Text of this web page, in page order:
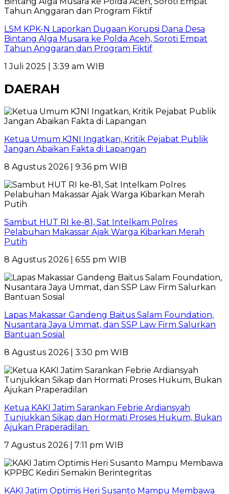
LSM KPK-N Laporkan Dugaan Korupsi Dana Desa
Bintang Alga Musara ke Polda Aceh, Soroti Empat
Tahun Anggaran dan Program Fiktif
1 Juli 2025 | 3:39 am WIB
DAERAH
Ketua Umum KJNI Ingatkan, Kritik Pejabat Publik
Jangan Abaikan Fakta di Lapangan
8 Agustus 2026 | 9:36 pm WIB
Sambut HUT RI ke-81, Sat Intelkam Polres
Pelabuhan Makassar Ajak Warga Kibarkan Merah
Putih
8 Agustus 2026 | 6:55 pm WIB
Lapas Makassar Gandeng Baitus Salam Foundation,
Nusantara Jaya Ummat, dan SSP Law Firm Salurkan
Bantuan Sosial
8 Agustus 2026 | 3:30 pm WIB
Ketua KAKI Jatim Sarankan Febrie Ardiansyah
Tunjukkan Sikap dan Hormati Proses Hukum, Bukan
Ajukan Praperadilan
7 Agustus 2026 | 7:11 pm WIB
KAKI Jatim Optimis Heri Susanto Mampu Membawa